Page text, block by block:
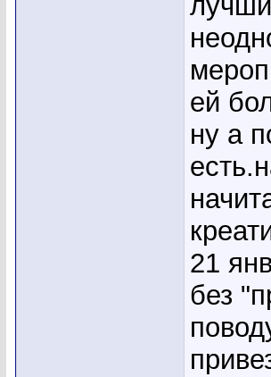
ей
ну а
21
без